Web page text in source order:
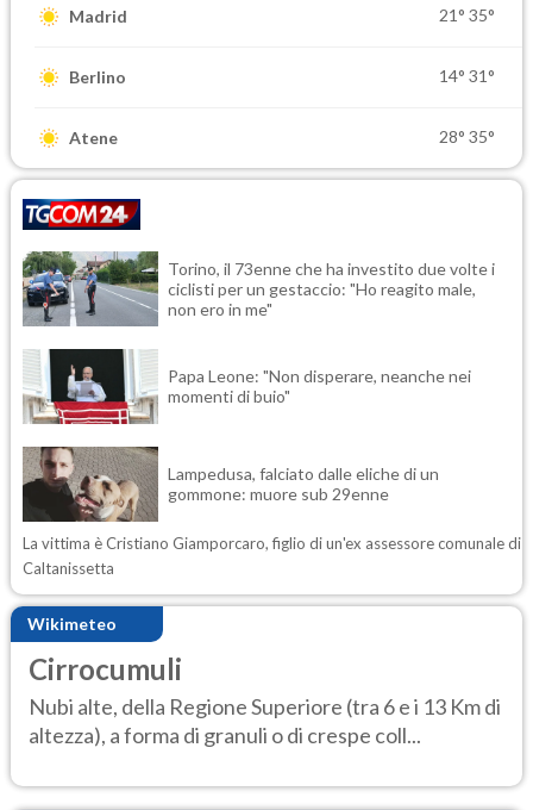
Madrid 21° 35°
Berlino 14° 31°
Atene 28° 35°
Torino, il 73enne che ha investito due volte i
ciclisti per un gestaccio: "Ho reagito male,
non ero in me"
Papa Leone: "Non disperare, neanche nei
momenti di buio"
Lampedusa, falciato dalle eliche di un
gommone: muore sub 29enne
La vittima è Cristiano Giamporcaro, figlio di un'ex assessore comunale di
Caltanissetta
Wikimeteo
Cirrocumuli
Nubi alte, della Regione Superiore (tra 6 e i 13 Km di
altezza), a forma di granuli o di crespe coll...